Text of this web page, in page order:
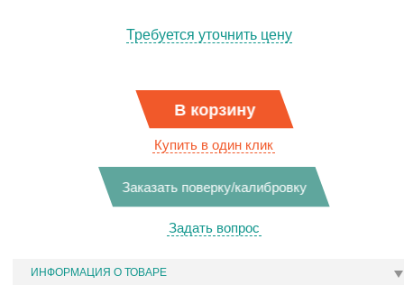
Требуется уточнить цену
В корзину
Купить в один клик
Заказать поверку/калибровку
Задать вопрос
ИНФОРМАЦИЯ О ТОВАРЕ